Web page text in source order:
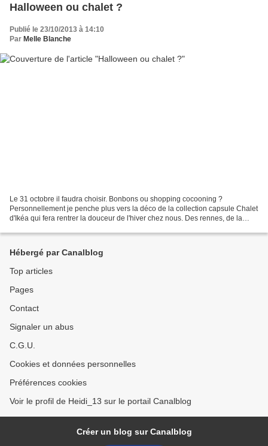
Halloween ou chalet ?
Publié le 23/10/2013 à 14:10
Par Melle Blanche
Le 31 octobre il faudra choisir. Bonbons ou shopping cocooning ?
Personnellement je penche plus vers la déco de la collection capsule Chalet
d'Ikéa qui fera rentrer la douceur de l'hiver chez nous. Des rennes, de la
Hébergé par Canalblog
Top articles
Pages
Contact
Signaler un abus
C.G.U.
Cookies et données personnelles
Préférences cookies
Voir le profil de Heidi_13 sur le portail Canalblog
Créer un blog sur Canalblog